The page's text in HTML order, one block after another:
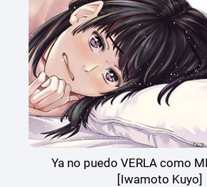
Ya no puedo VERLA como
[Iwamoto Kuyo]